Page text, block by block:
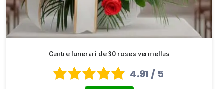
Centre funerari de 30 roses vermelles
4.91 / 5